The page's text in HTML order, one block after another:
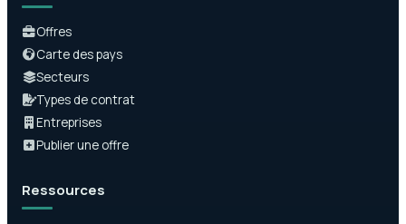
Offres
Carte des pays
Secteurs
Types de contrat
Entreprises
Publier une offre
Ressources